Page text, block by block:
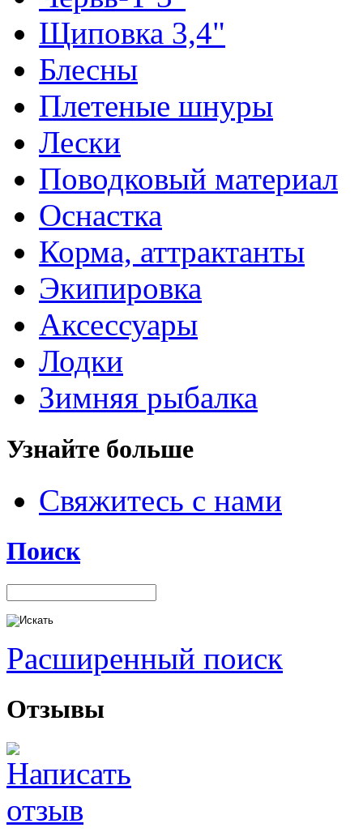
Щиповка 3,4"
Блесны
Плетеные шнуры
Лески
Поводковый материал
Оснастка
Корма, аттрактанты
Экипировка
Аксессуары
Лодки
Зимняя рыбалка
Узнайте больше
Свяжитесь с нами
Поиск
Расширенный поиск
Отзывы